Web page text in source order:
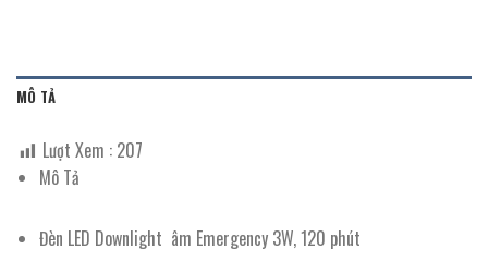
MÔ TẢ
Lượt Xem : 207
Mô Tả
Đèn LED Downlight âm Emergency 3W, 120 phút